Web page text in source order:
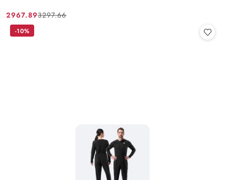
Cena
promocyjna:
2967.89
Cena
przed
3297.66
-10%